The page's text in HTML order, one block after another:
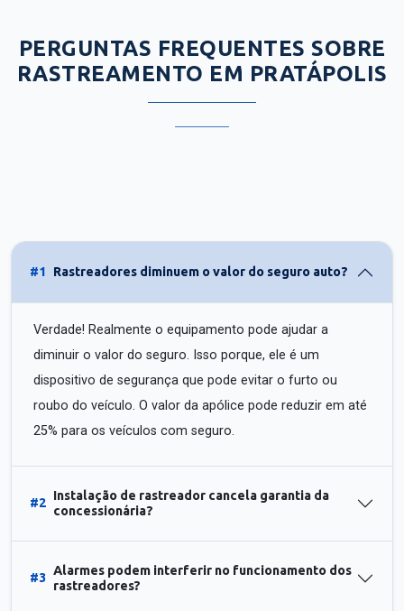
PERGUNTAS FREQUENTES SOBRE
RASTREAMENTO EM PRATÁPOLIS
#1 Rastreadores diminuem o valor do seguro auto?
Verdade! Realmente o equipamento pode ajudar a
diminuir o valor do seguro. Isso porque, ele é um
dispositivo de segurança que pode evitar o furto ou
roubo do veículo. O valor da apólice pode reduzir em até
25% para os veículos com seguro.
#2
Instalação de rastreador cancela garantia da
concessionária?
#3
Alarmes podem interferir no funcionamento dos
rastreadores?